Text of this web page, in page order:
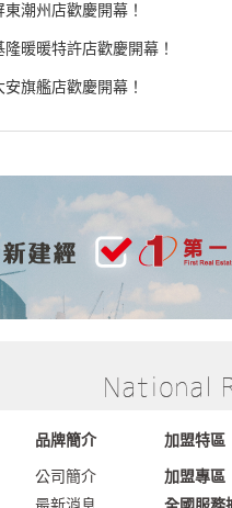
東潮州店歡慶開幕！
隆暖暖特許店歡慶開幕！
安旗艦店歡慶開幕！
品牌簡介
公司簡介
加盟特區
加盟專區